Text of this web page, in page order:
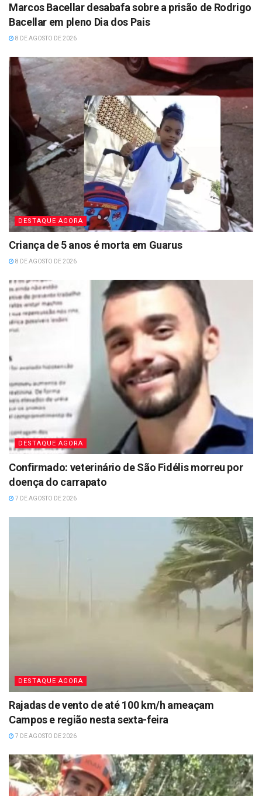
Marcos Bacellar desabafa sobre a prisão de Rodrigo
Bacellar em pleno Dia dos Pais
8 DE AGOSTO DE 2026
DESTAQUE AGORA
Criança de 5 anos é morta em Guarus
8 DE AGOSTO DE 2026
DESTAQUE AGORA
Confirmado: veterinário de São Fidélis morreu por
doença do carrapato
7 DE AGOSTO DE 2026
DESTAQUE AGORA
Rajadas de vento de até 100 km/h ameaçam
Campos e região nesta sexta-feira
7 DE AGOSTO DE 2026